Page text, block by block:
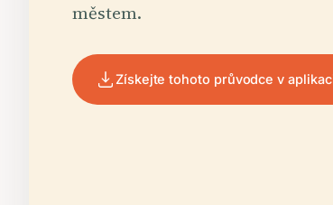
městem.
Získejte tohoto průvodce v